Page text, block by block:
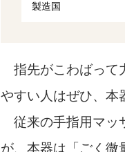
製造国
指先がこわばって
やすい人はぜひ、本
従来の手指用マッ
が、本器は「ごく微